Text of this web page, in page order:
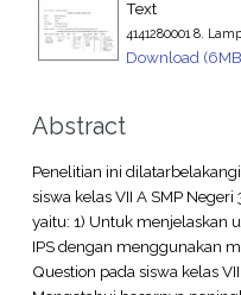
Text
4141280001 8.
Download
Abstract
Penelitian ini
siswa kelas VII A SMP
yaitu: 1) Untuk menjelaskan
IPS dengan menggunakan
Question pada siswa kelas